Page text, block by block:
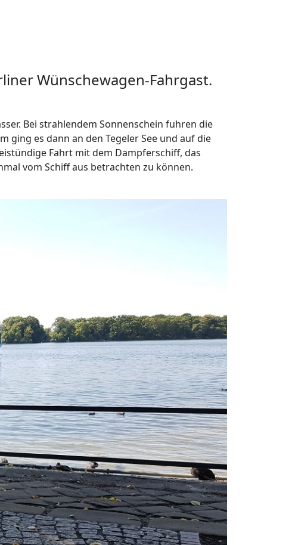
Wünschewagen-Fahrgast.
Bei strahlendem Sonnenschein fuhren die
ging es dann an den Tegeler See und auf die
Fahrt mit dem Dampferschiff, das
vom Schiff aus betrachten zu können.